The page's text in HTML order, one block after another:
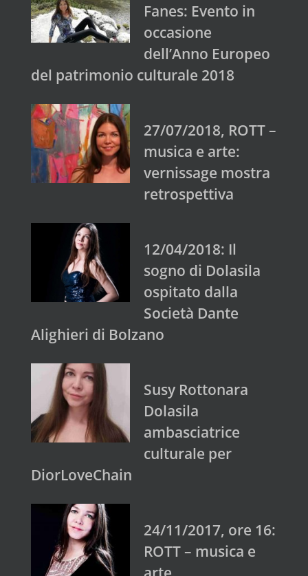
Fanes: Evento in
occasione
dell’Anno Europeo
del patrimonio culturale 2018
27/07/2018, ROTT –
musica e arte:
vernissage mostra
retrospettiva
12/04/2018: Il
sogno di Dolasila
ospitato dalla
Società Dante
Alighieri di Bolzano
Susy Rottonara
Dolasila
ambasciatrice
culturale per
DiorLoveChain
24/11/2017, ore 16:
ROTT – musica e